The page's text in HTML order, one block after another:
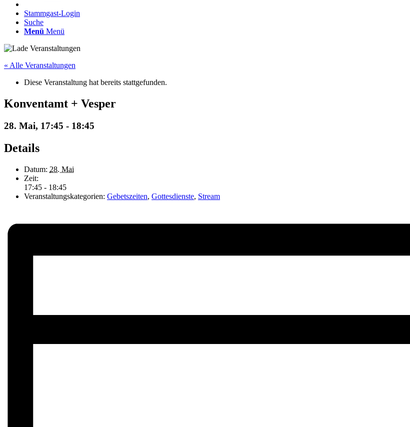
Stammgast-Login
Suche
Menü Menü
« Alle Veranstaltungen
Diese Veranstaltung hat bereits stattgefunden.
Konventamt + Vesper
28. Mai, 17:45 - 18:45
Details
Datum: 28. Mai
Zeit:
17:45 - 18:45
Veranstaltungskategorien: Gebetszeiten, Gottesdienste, Stream